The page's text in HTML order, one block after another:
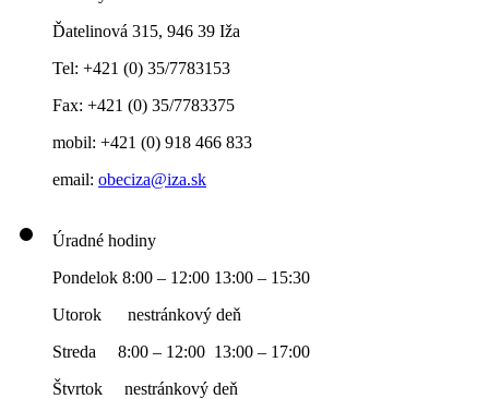
Ďatelinová 315, 946 39 Iža
Tel: +421 (0) 35/7783153
Fax: +421 (0) 35/7783375
mobil: +421 (0) 918 466 833
email: obeciza@iza.sk
Úradné hodiny
Pondelok 8:00 – 12:00 13:00 – 15:30
Utorok nestránkový deň
Streda 8:00 – 12:00 13:00 – 17:00
Štvrtok nestránkový deň